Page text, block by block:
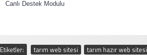
Canlı Destek Modulu
Etiketler: tarım web sitesi tarım hazır web sitesi